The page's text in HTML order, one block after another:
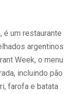
é um restaurante
argentinos
Week, o menu
incluindo pão
farofa e batata